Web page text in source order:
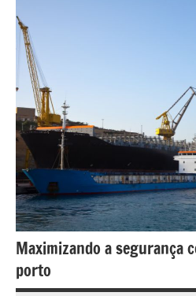
Maximizando a segurança
porto